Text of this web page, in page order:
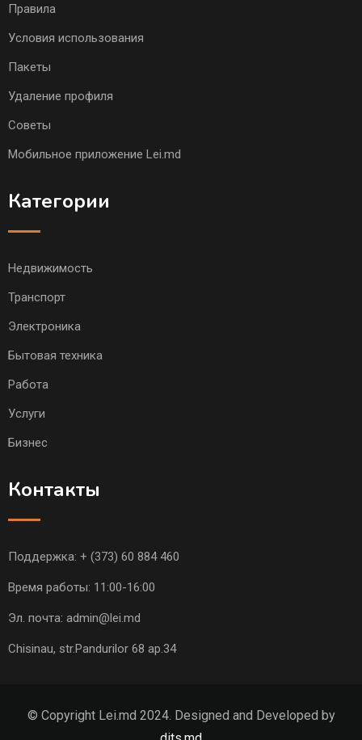
Правила
Условия использования
Пакеты
Удаление профиля
Советы
Мобильное приложение Lei.md
Категории
Недвижимость
Транспорт
Электроника
Бытовая техника
Работа
Услуги
Бизнес
Контакты
Поддержка: + (373) 60 884 460
Время работы: 11:00-16:00
Эл. почта: admin@lei.md
Chisinau, str.Pandurilor 68 ap.34
© Copyright Lei.md 2024. Designed and Developed by